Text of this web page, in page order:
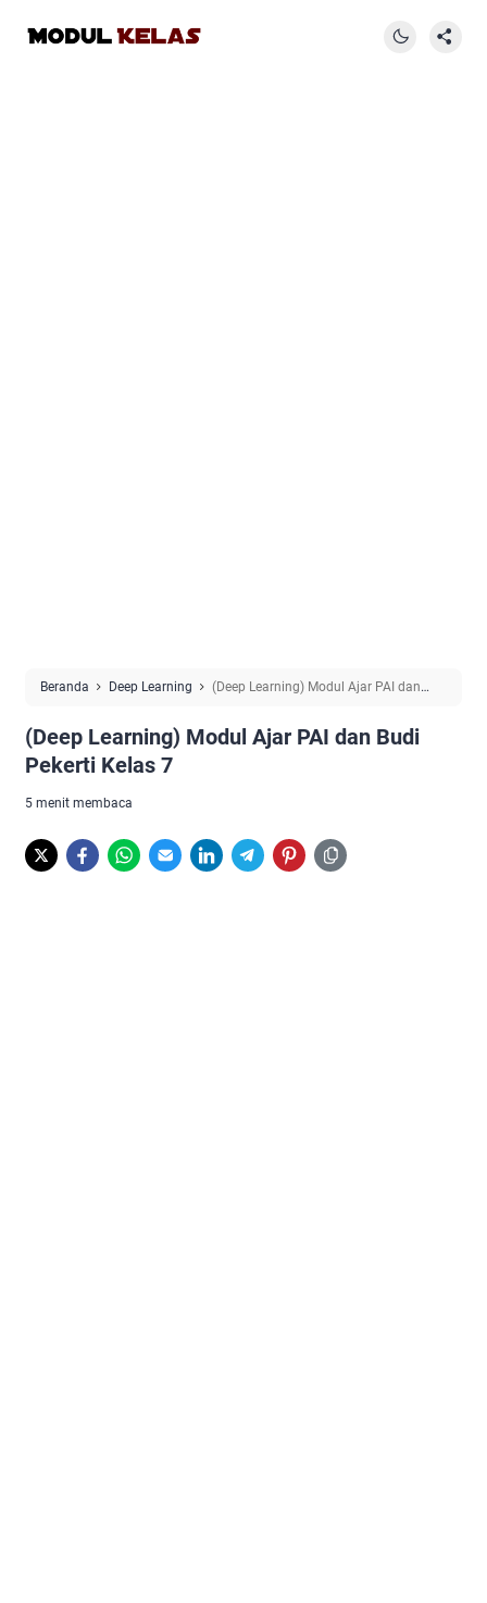
Beranda Deep Learning
(Deep Learning) Modul Ajar PAI dan
(Deep Learning) Modul Ajar PAI dan Budi
Pekerti Kelas 7
5 menit membaca